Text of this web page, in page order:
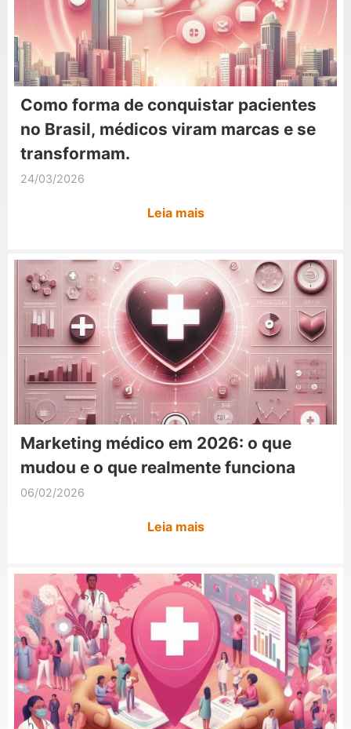
Como forma de conquistar pacientes
no Brasil, médicos viram marcas e se
transformam.
24/03/2026
Leia mais
Marketing médico em 2026: o que
mudou e o que realmente funciona
06/02/2026
Leia mais